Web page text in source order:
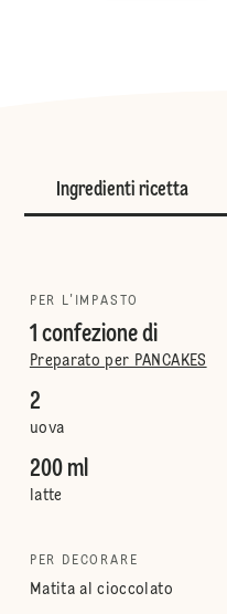
Ingredienti ricetta
PER L'IMPASTO
1 confezione di
Preparato per PANCAKES
2
uova
200 ml
latte
PER DECORARE
Matita al cioccolato